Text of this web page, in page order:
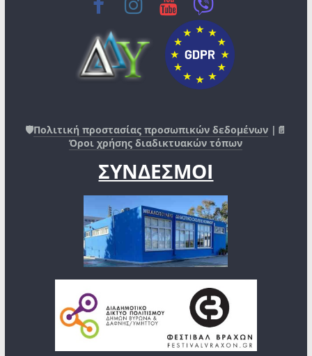
🛡️Πολιτική προστασίας προσωπικών δεδομένων |📄
Όροι χρήσης διαδικτυακών τόπων
ΣΥΝΔΕΣΜΟΙ